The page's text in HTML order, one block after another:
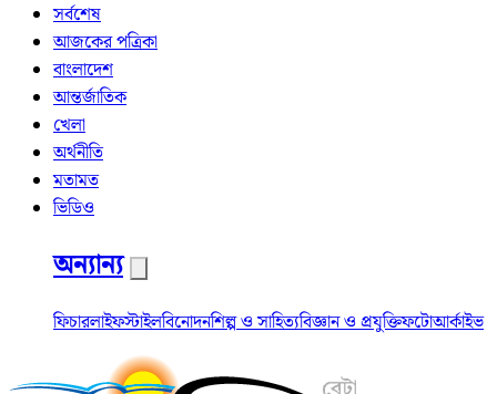
সর্বশেষ
আজকের পত্রিকা
বাংলাদেশ
আন্তর্জাতিক
খেলা
অর্থনীতি
মতামত
ভিডিও
অন্যান্য
ফিচারলাইফস্টাইলবিনোদনশিল্প ও সাহিত্যবিজ্ঞান ও প্রযুক্তিফটোআর্কাইভ